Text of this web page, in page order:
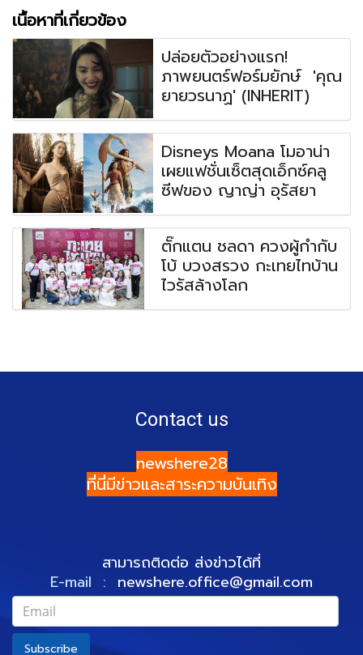
เนื้อหาที่เกี่ยวข้อง
ปล่อยตัวอย่างแรก!
ภาพยนตร์ฟอร์มยักษ์ 'คุณ
ยายวรนาฏ' (INHERIT)
Disneys Moana โมอาน่า
เผยแฟชั่นเซ็ตสุดเอ็กซ์คลู
ซีฟของ ญาญ่า อุรัสยา
ตั๊กแตน ชลดา ควงผู้กำกับ
โบ้ บวงสรวง กะเทยไทบ้าน
ไวรัสล้างโลก
Contact us
newshere28
ที่นี่มีข่าวและสาระความบันเทิง
สามารถติดต่อ ส่งข่าวได้ที่
E-mail : newshere.office@gmail.com
Subscribe